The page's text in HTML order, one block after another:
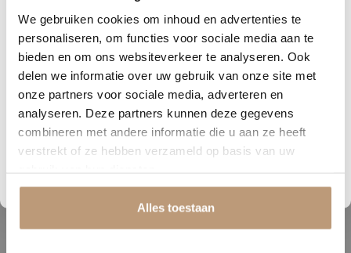
DAGEN
21
UREN MINUTEN SECONDEN
Nu tijdelijk 10% korting op
jouw vloer
Vraag snel een offerte aan en bespaar direct.
Bekijk plak PVC vloeren
We gebruiken cookies om inhoud en advertenties te
personaliseren, om functies voor sociale media aan te
bieden en om ons websiteverkeer te analyseren. Ook
delen we informatie over uw gebruik van onze site met
onze partners voor sociale media, adverteren en
analyseren. Deze partners kunnen deze gegevens
combineren met andere informatie die u aan ze heeft
verstrekt of ze hebben verzameld op basis van uw
Alles toestaan
creeer je altijd een warme, tijdloze basis in jouw interieur.
Verkrijgbaar bij Vloerenhuys de Veluwe. Kom langs in onze
showroom of vraag vrijblijvend een staal aan om de kleur en
Gerelateerde producten